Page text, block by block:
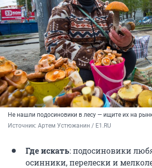
Не нашли подосиновики в лесу — ищите их на
Источник: Артем Устюжанин / E1.RU
Где искать: подосиновики
осинники, перелески и